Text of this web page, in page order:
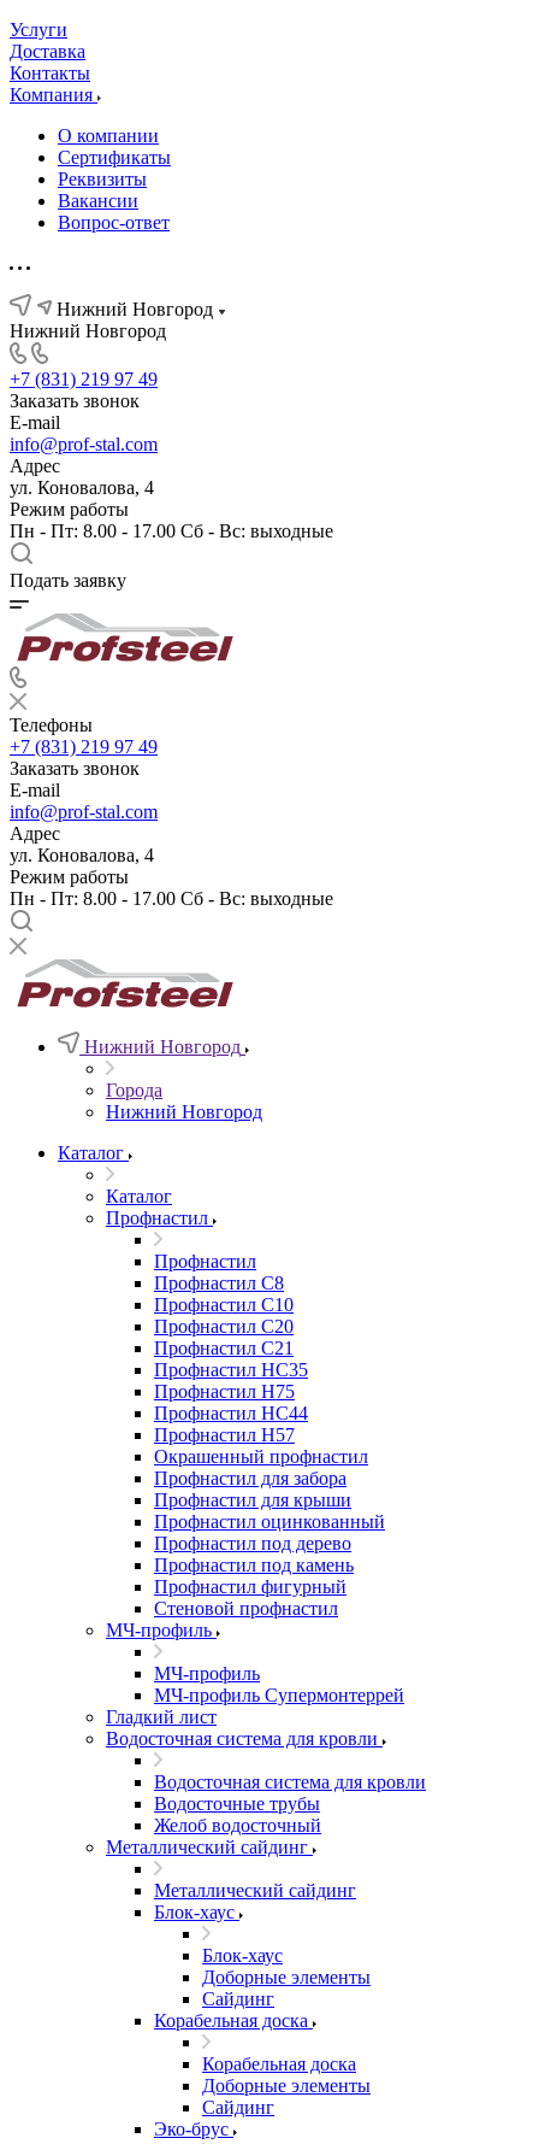
Услуги
Доставка
Контакты
Компания
О компании
Сертификаты
Реквизиты
Вакансии
Вопрос-ответ
Нижний Новгород
Нижний Новгород
+7 (831) 219 97 49
Заказать звонок
E-mail
info@prof-stal.com
Адрес
ул. Коновалова, 4
Режим работы
Пн - Пт: 8.00 - 17.00 Сб - Вс: выходные
Подать заявку
Телефоны
+7 (831) 219 97 49
Заказать звонок
E-mail
info@prof-stal.com
Адрес
ул. Коновалова, 4
Режим работы
Пн - Пт: 8.00 - 17.00 Сб - Вс: выходные
Нижний Новгород
Города
Нижний Новгород
Каталог
Каталог
Профнастил
Профнастил
Профнастил С8
Профнастил С10
Профнастил С20
Профнастил С21
Профнастил НС35
Профнастил Н75
Профнастил HC44
Профнастил Н57
Окрашенный профнастил
Профнастил для забора
Профнастил для крыши
Профнастил оцинкованный
Профнастил под дерево
Профнастил под камень
Профнастил фигурный
Стеновой профнастил
МЧ-профиль
МЧ-профиль
МЧ-профиль Супермонтеррей
Гладкий лист
Водосточная система для кровли
Водосточная система для кровли
Водосточные трубы
Желоб водосточный
Металлический сайдинг
Металлический сайдинг
Блок-хаус
Блок-хаус
Доборные элементы
Сайдинг
Корабельная доска
Корабельная доска
Доборные элементы
Сайдинг
Эко-брус